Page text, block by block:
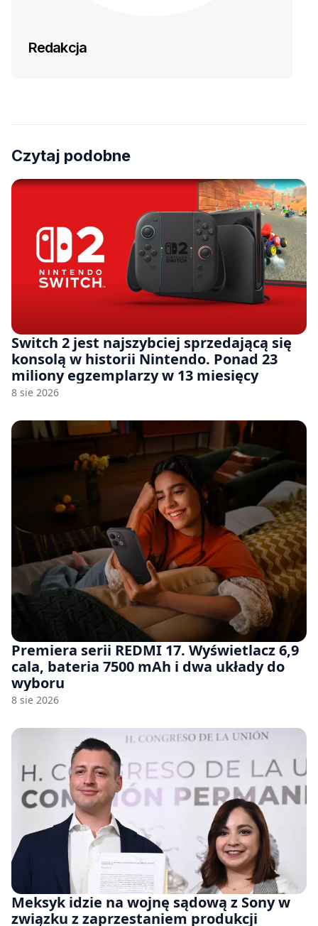
Redakcja
Czytaj podobne
Switch 2 jest najszybciej sprzedającą się
konsolą w historii Nintendo. Ponad 23
miliony egzemplarzy w 13 miesięcy
8 sie 2026
Premiera serii REDMI 17. Wyświetlacz 6,9
cala, bateria 7500 mAh i dwa układy do
wyboru
8 sie 2026
Meksyk idzie na wojnę sądową z Sony w
związku z zaprzestaniem produkcji